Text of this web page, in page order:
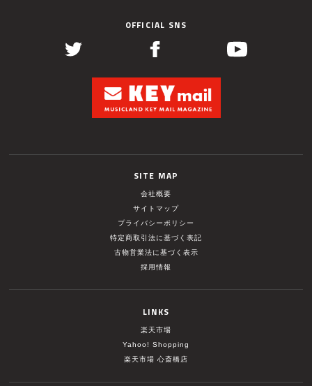
OFFICIAL SNS
SITE MAP
会社概要
サイトマップ
プライバシーポリシー
特定商取引法に基づく表記
古物営業法に基づく表示
採用情報
LINKS
楽天市場
Yahoo! Shopping
楽天市場 心斎橋店